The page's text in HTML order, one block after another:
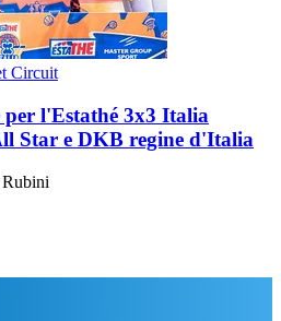
Circuit
l'Estathé 3x3 Italia
Star e DKB regine d'Italia